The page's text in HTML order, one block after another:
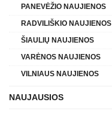
PANEVĖŽIO NAUJIENOS
RADVILIŠKIO NAUJIENOS
ŠIAULIŲ NAUJIENOS
VARĖNOS NAUJIENOS
VILNIAUS NAUJIENOS
NAUJAUSIOS